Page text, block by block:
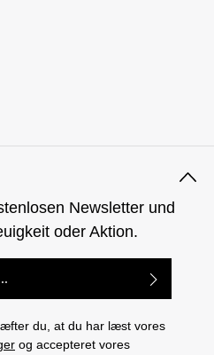
Newsletter und
oder Aktion.
du, at du har læst vores
og accepteret vores